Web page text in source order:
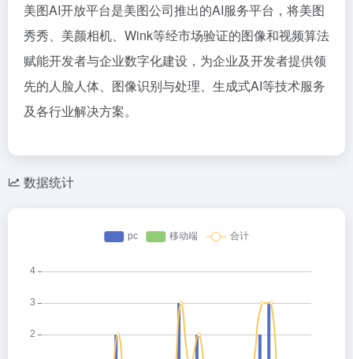
美图AI开放平台是美图公司推出的AI服务平台，将美图
秀秀、美颜相机、Wink等经市场验证的图像和视频算法
赋能开发者与企业数字化建设，为企业及开发者提供领
先的人脸人体、图像识别与处理、生成式AI等技术服务
及各行业解决方案。
数据统计